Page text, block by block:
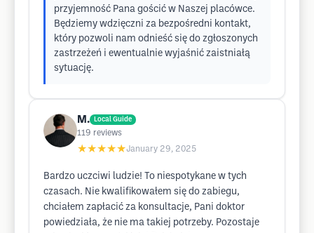
przyjemność Pana gościć w Naszej placówce.
Będziemy wdzięczni za bezpośredni kontakt,
który pozwoli nam odnieść się do zgłoszonych
zastrzeżeń i ewentualnie wyjaśnić zaistniałą
sytuację.
M. Local Guide
119 reviews
★★★★★January 29, 2025
Bardzo uczciwi ludzie! To niespotykane w tych
czasach. Nie kwalifikowałem się do zabiegu,
chciałem zapłacić za konsultacje, Pani doktor
powiedziała, że nie ma takiej potrzeby. Pozostaje